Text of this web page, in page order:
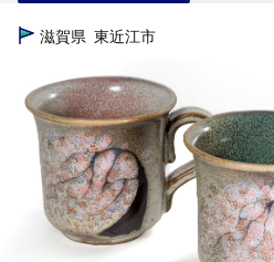
TOP
滋賀県 東近江市